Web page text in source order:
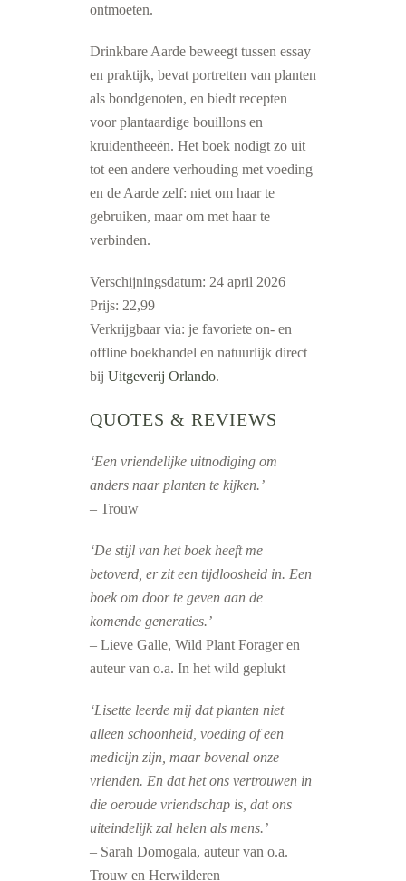
ontmoeten.
Drinkbare Aarde beweegt tussen essay
en praktijk, bevat portretten van planten
als bondgenoten, en biedt recepten
voor plantaardige bouillons en
kruidentheeën. Het boek nodigt zo uit
tot een andere verhouding met voeding
en de Aarde zelf: niet om haar te
gebruiken, maar om met haar te
verbinden.
Verschijningsdatum: 24 april 2026
Prijs: 22,99
Verkrijgbaar via: je favoriete on- en
offline boekhandel en natuurlijk direct
bij Uitgeverij Orlando.
QUOTES & REVIEWS
‘Een vriendelijke uitnodiging om
anders naar planten te kijken.’
– Trouw
‘De stijl van het boek heeft me
betoverd, er zit een tijdloosheid in. Een
boek om door te geven aan de
komende generaties.’
– Lieve Galle, Wild Plant Forager en
auteur van o.a. In het wild geplukt
‘Lisette leerde mij dat planten niet
alleen schoonheid, voeding of een
medicijn zijn, maar bovenal onze
vrienden. En dat het ons vertrouwen in
die oeroude vriendschap is, dat ons
uiteindelijk zal helen als mens.’
– Sarah Domogala, auteur van o.a.
Trouw en Herwilderen